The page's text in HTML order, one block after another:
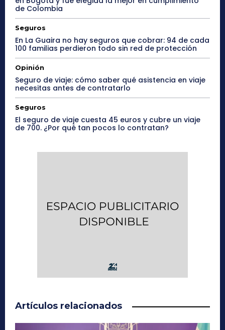
de Colombia
Seguros
En La Guaira no hay seguros que cobrar: 94 de cada
100 familias perdieron todo sin red de protección
Opinión
Seguro de viaje: cómo saber qué asistencia en viaje
necesitas antes de contratarlo
Seguros
El seguro de viaje cuesta 45 euros y cubre un viaje
de 700. ¿Por qué tan pocos lo contratan?
Artículos relacionados